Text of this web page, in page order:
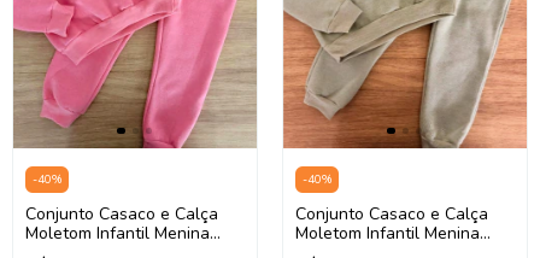
-40%
Conjunto Casaco e Calça
Moletom Infantil Menina
Onda Marinha 1261079
-40%
Conjunto Casaco e Calça
Moletom Infantil Menina
Onda Marinha 1261079